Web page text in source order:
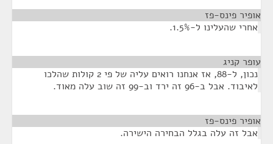
אופיר פינס-פז
אחרי שהעלינו ל-1.5%.
עופר קניג
נכון, ל-88, אז אנחנו רואים עליה של פי 2 קולות שהלכו
לאיבוד. אבל ב-96 זה ירד וב-99 זה שוב עלה מאוד.
אופיר פינס-פז
אבל זה עלה בגלל הבחירה הישירה.